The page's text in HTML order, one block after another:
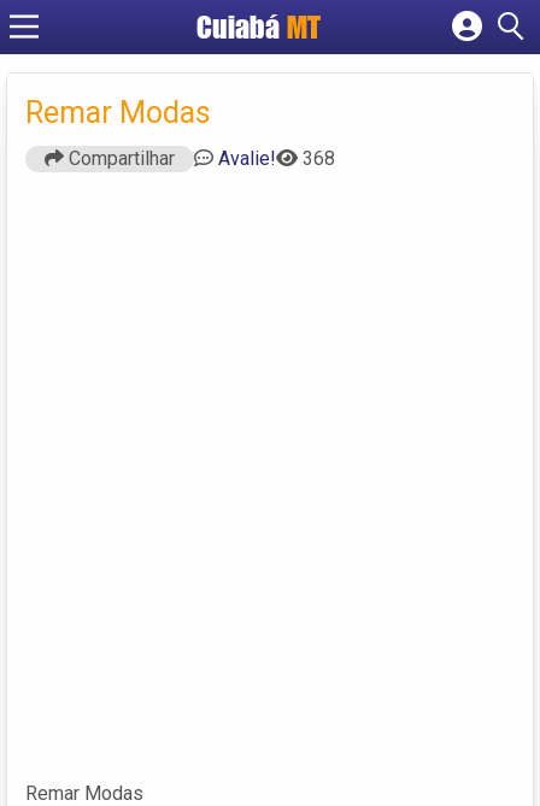
Cuiabá MT
Cadastrar empresa
Remar Modas
Compartilhar Avalie! 368
Remar Modas